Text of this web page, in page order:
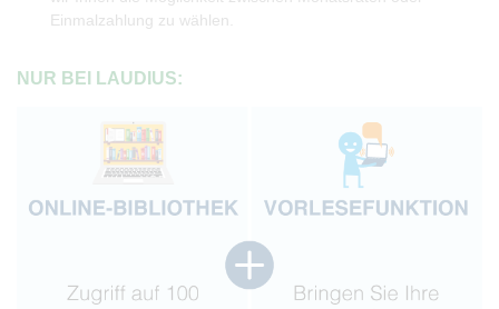
Einmalzahlung zu wählen.
NUR BEI LAUDIUS: